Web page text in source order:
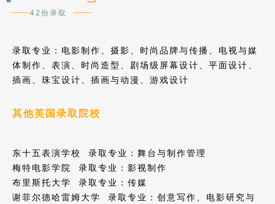
42份录取
录取专业： 电影制作、摄影、时尚品牌与传播、电视与媒
体制作、表演、时尚造型、剧场级屏幕设计、平面设计、
插画、珠宝设计、插画与动漫、游戏设计
其他英国录取院校
东十五表演学校 录取专业：舞台与制作管理
梅特电影学院 录取专业：影视制作
布里斯托大学 录取专业：传媒
谢菲尔德哈雷姆大学 录取专业：创意写作、电影研究与